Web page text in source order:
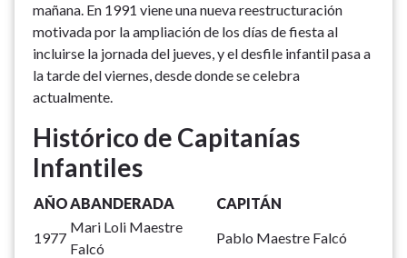
mañana. En 1991 viene una nueva reestructuración
motivada por la ampliación de los días de fiesta al
incluirse la jornada del jueves, y el desfile infantil pasa a
la tarde del viernes, desde donde se celebra
actualmente.
Histórico de Capitanías
Infantiles
AÑOABANDERADA
CAPITÁN
1977
Mari Loli Maestre
Falcó
Pablo Maestre Falcó